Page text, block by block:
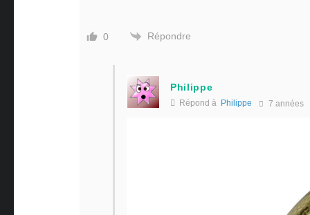
0 Répondre
Philippe
Répond à Philippe 7 années